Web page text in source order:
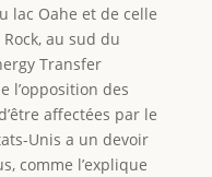
lac Oahe et de celle
au sud du
Transfer
l’opposition des
affectées par le
Unis a un devoir
comme l’explique